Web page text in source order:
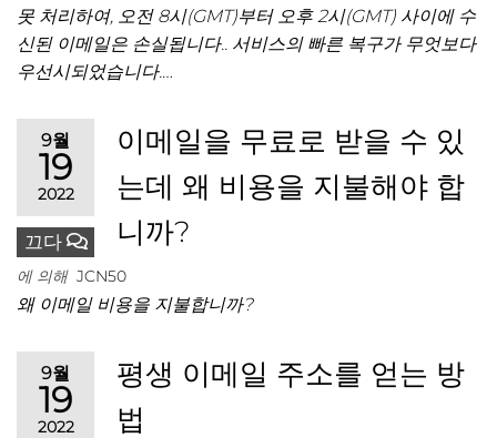
못 처리하여, 오전 8시(GMT)부터 오후 2시(GMT) 사이에 수
신된 이메일은 손실됩니다.. 서비스의 빠른 복구가 무엇보다
우선시되었습니다.…
9월
19
2022
끄다
이메일을 무료로 받을 수 있
는데 왜 비용을 지불해야 합
니까?
에 의해 JCN50
왜 이메일 비용을 지불합니까?
9월
19
2022
평생 이메일 주소를 얻는 방
법